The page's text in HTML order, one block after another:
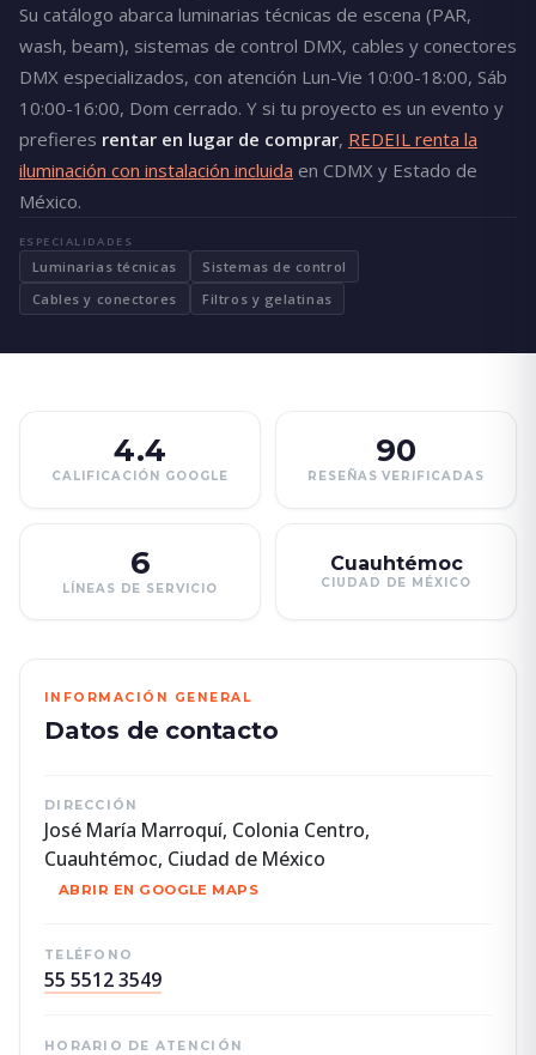
Su catálogo abarca luminarias técnicas de escena (PAR,
wash, beam), sistemas de control DMX, cables y conectores
DMX especializados, con atención Lun-Vie 10:00-18:00, Sáb
10:00-16:00, Dom cerrado. Y si tu proyecto es un evento y
prefieres rentar en lugar de comprar, REDEIL renta la
iluminación con instalación incluida en CDMX y Estado de
México.
ESPECIALIDADES
Luminarias técnicas
Sistemas de control
Cables y conectores
Filtros y gelatinas
4.4
CALIFICACIÓN GOOGLE
90
RESEÑAS VERIFICADAS
6
LÍNEAS DE SERVICIO
Cuauhtémoc
CIUDAD DE MÉXICO
INFORMACIÓN GENERAL
Datos de contacto
DIRECCIÓN
José María Marroquí, Colonia Centro,
Cuauhtémoc, Ciudad de México
ABRIR EN GOOGLE MAPS
TELÉFONO
55 5512 3549
HORARIO DE ATENCIÓN